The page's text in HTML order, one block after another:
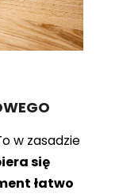
w zasadzie
się
łatwo